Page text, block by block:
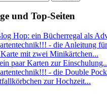
und Top-Seiten
Hop: ein Bücherregal als
- die Anleitung
mit zwei Minikärtchen...
paar Karten zur
- die Double
zur Hochzeit...